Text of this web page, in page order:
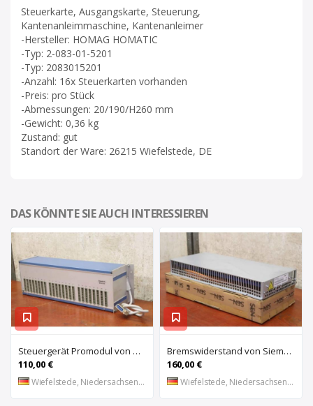
Steuerkarte, Ausgangskarte, Steuerung,
Kantenanleimmaschine, Kantenanleimer
-Hersteller: HOMAG HOMATIC
-Typ: 2-083-01-5201
-Typ: 2083015201
-Anzahl: 16x Steuerkarten vorhanden
-Preis: pro Stück
-Abmessungen: 20/190/H260 mm
-Gewicht: 0,36 kg
Zustand: gut
Standort der Ware: 26215 Wiefelstede, DE
DAS KÖNNTE SIE AUCH INTERESSIEREN
Steuergerät Promodul von Schleicher Ilsemann – KEG 24-30 KCD 1
110,00 €
Wiefelstede, Niedersachsen, DE
Bremswiderstand von Siemens – 6SL3100-1BE21-3AA0
160,00 €
Wiefelstede, Niedersachsen, DE